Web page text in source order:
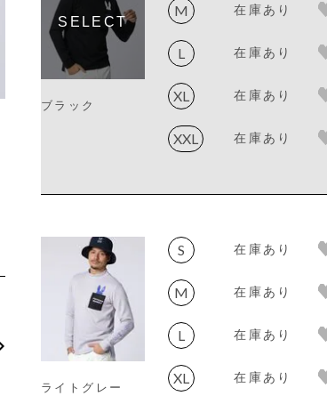
M 在庫あり
L 在庫あり
XL 在庫あり
XXL 在庫あり
ブラック
S 在庫あり
M 在庫あり
L 在庫あり
XL 在庫あり
ライトグレー